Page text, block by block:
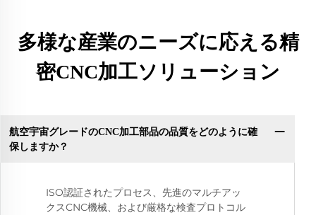
多様な産業のニーズに応える精
密CNC加工ソリューション
航空宇宙グレードのCNC加工部品の品質をどのように確
保しますか？
ISO認証されたプロセス、先進のマルチアッ
クスCNC機械、および厳格な検査プロトコル